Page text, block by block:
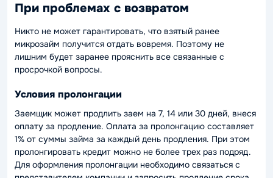
При проблемах с возвратом
Никто не может гарантировать, что взятый ранее
микрозайм получится отдать вовремя. Поэтому не
лишним будет заранее прояснить все связанные с
просрочкой вопросы.
Условия пролонгации
Заемщик может продлить заем на 7, 14 или 30 дней, внеся
оплату за продление. Оплата за пролонгацию составляет
1% от суммы займа за каждый день продления. При этом
пролонгировать кредит можно не более трех раз подряд.
Для оформления пролонгации необходимо связаться с